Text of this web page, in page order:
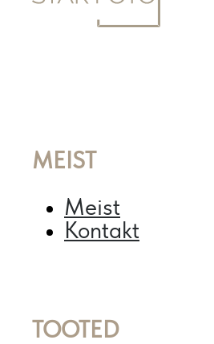
MEIST
Meist
Kontakt
TOOTED